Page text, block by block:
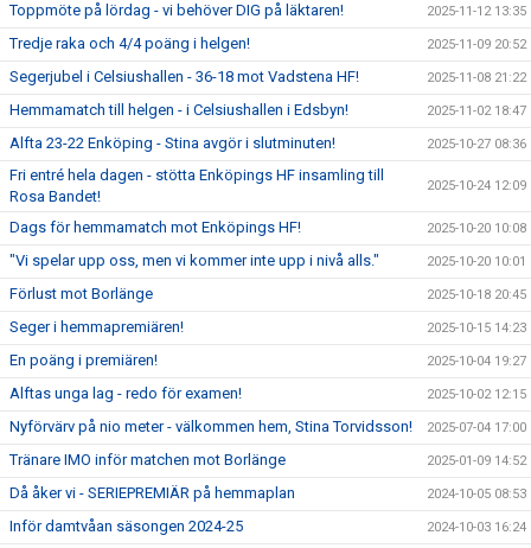
Toppmöte på lördag - vi behöver DIG på läktaren! 2025-11-12 13:35
Tredje raka och 4/4 poäng i helgen! 2025-11-09 20:52
Segerjubel i Celsiushallen - 36-18 mot Vadstena HF! 2025-11-08 21:22
Hemmamatch till helgen - i Celsiushallen i Edsbyn! 2025-11-02 18:47
Alfta 23-22 Enköping - Stina avgör i slutminuten! 2025-10-27 08:36
Fri entré hela dagen - stötta Enköpings HF insamling till
Rosa Bandet!
2025-10-24 12:09
Dags för hemmamatch mot Enköpings HF! 2025-10-20 10:08
"Vi spelar upp oss, men vi kommer inte upp i nivå alls." 2025-10-20 10:01
Förlust mot Borlänge 2025-10-18 20:45
Seger i hemmapremiären! 2025-10-15 14:23
En poäng i premiären! 2025-10-04 19:27
Alftas unga lag - redo för examen! 2025-10-02 12:15
Nyförvärv på nio meter - välkommen hem, Stina Torvidsson! 2025-07-04 17:00
Tränare IMO inför matchen mot Borlänge 2025-01-09 14:52
Då åker vi - SERIEPREMIÄR på hemmaplan 2024-10-05 08:53
Inför damtvåan säsongen 2024-25 2024-10-03 16:24